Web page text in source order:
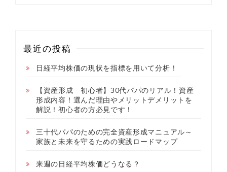
最近の投稿
日経平均株価の現状を指標を用いて分析！
【資産形成 初心者】30代パパのリアル！資産
形成内容！選んだ理由やメリットデメリットを
解説！初心者の方必見です！
三十代パパのための完全資産形成マニュアル～
家族と未来を守るための実践ロードマップ
来週の日経平均株価どうなる？